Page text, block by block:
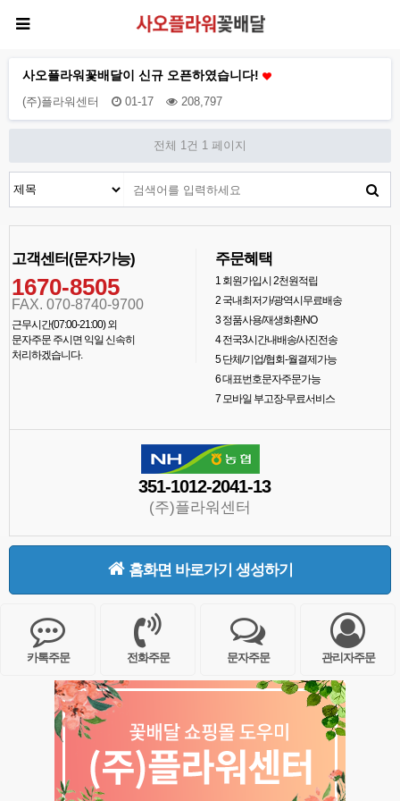
사오플라워꽃배달이 신규 오픈하였습니다!
(주)플라워센터 01-17 208,797
전체 1건 1 페이지
고객센터(문자가능)
1670-8505
FAX. 070-8740-9700
근무시간(07:00-21:00) 외
문자주문 주시면 익일 신속히
처리하겠습니다.
주문혜택
1회원가입시 2천원적립
2국내최저가/광역시무료배송
3정품사용/재생화환NO
4전국3시간내배송/사진전송
5단체/기업/협회-월결제가능
6대표번호문자주문가능
7모바일 부고장-무료서비스
351-1012-2041-13
(주)플라워센터
홈화면 바로가기 생성하기
카톡주문 전화주문 문자주문 관리자주문